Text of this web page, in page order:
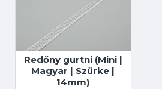
Redőny gurtni (Mini |
Magyar | Szürke |
14mm)